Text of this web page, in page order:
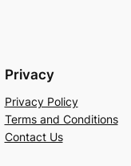
Privacy
Privacy Policy
Terms and Conditions
Contact Us